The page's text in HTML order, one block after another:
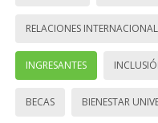
RELACIONES
INGRESANTES
BECAS BIENESTAR